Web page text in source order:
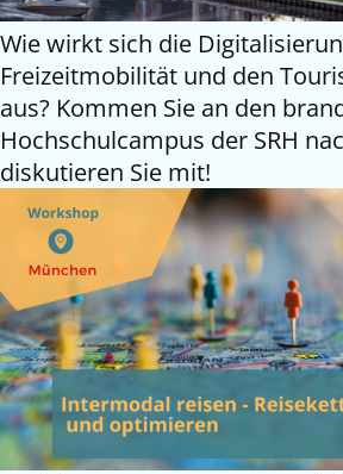
Wie wirkt sich die
Freizeitmobilität und den
aus? Kommen Sie an den
Hochschulcampus der SRH
diskutieren Sie mit!